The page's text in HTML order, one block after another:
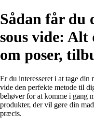
Sådan får du
sous vide: Alt
om poser,
Er du interesseret i at tage din
vide den perfekte metode til
behøver for at komme i gang
produkter, der vil gøre din
præcis.